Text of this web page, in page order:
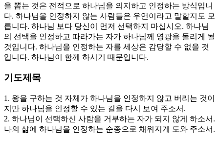
을 뽑는 것은 전적으로 하나님을 의지하고 인정하는 방식입니
다. 하나님을 인정하지 않는 사람들은 우연이라고 말할지도 모
릅니다. 하나님 보다 당신이 먼저 선택하지 마십시오. 하나님
의 선택을 인정하고 따라가는 자가 하나님께 영광을 돌리게 될
것입니다. 하나님을 인정하는 자를 세상은 감당할 수 없을 것
입니다. 하나님이 함께 하시기 때문입니다.
기도제목
1. 왕을 구하는 것 자체가 하나님을 인정하지 않고 버리는 것이
지만 하나님을 인정할 수 있는 길을 다시 보여 주소서.
2. 하나님이 선택하신 사람을 거부하는 자가 되지 않게 하소서.
나의 삶에 하나님을 인정하는 순종으로 채워지게 도와 주소서.